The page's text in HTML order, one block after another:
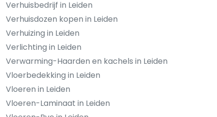
Verhuisbedrijf in Leiden
Verhuisdozen kopen in Leiden
Verhuizing in Leiden
Verlichting in Leiden
Verwarming-Haarden en kachels in Leiden
Vloerbedekking in Leiden
Vloeren in Leiden
Vloeren-Laminaat in Leiden